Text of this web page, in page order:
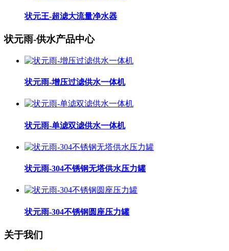
状元王-超滤大流量净水器
状元雨-供水产品中心
状元雨-增压过滤供水一体机
状元雨-单滤双滤供水一体机
状元雨-304不锈钢无塔供水压力罐
状元雨-304不锈钢圆座压力罐
关于我们